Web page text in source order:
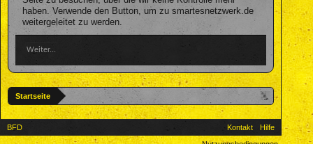
haben. Verwende den Button, um zu smartesnetzwerk.de
weitergeleitet zu werden.
Weiter...
Startseite
BFD Kontakt
Hilfe